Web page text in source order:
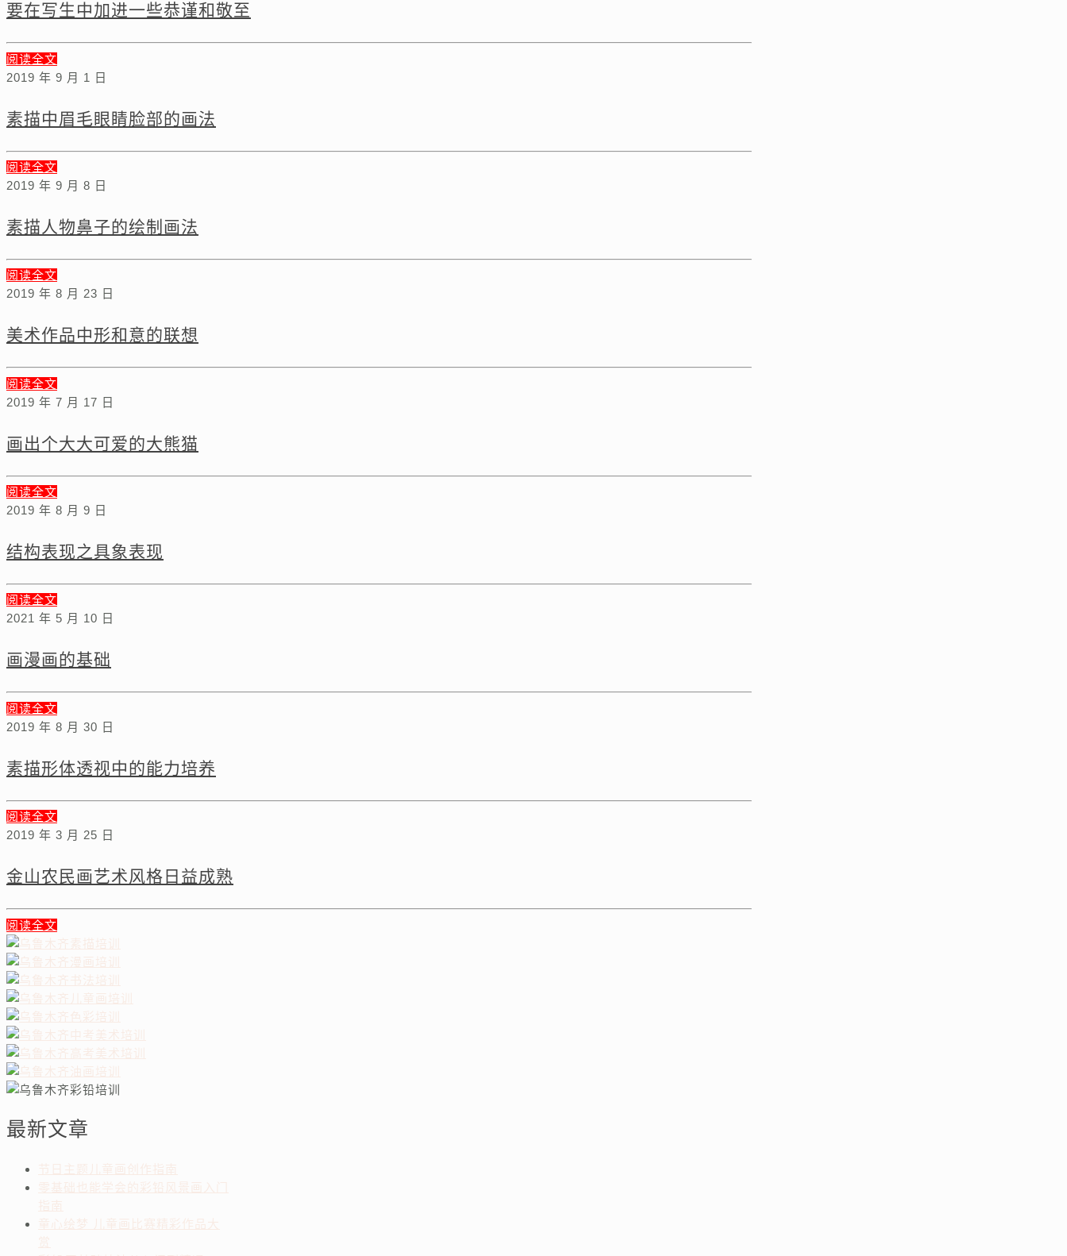
要在写生中加进一些恭谨和敬至
阅读全文
2019 年 9 月 1 日
素描中眉毛眼睛脸部的画法
阅读全文
2019 年 9 月 8 日
素描人物鼻子的绘制画法
阅读全文
2019 年 8 月 23 日
美术作品中形和意的联想
阅读全文
2019 年 7 月 17 日
画出个大大可爱的大熊猫
阅读全文
2019 年 8 月 9 日
结构表现之具象表现
阅读全文
2021 年 5 月 10 日
画漫画的基础
阅读全文
2019 年 8 月 30 日
素描形体透视中的能力培养
阅读全文
2019 年 3 月 25 日
金山农民画艺术风格日益成熟
阅读全文
最新文章
节日主题儿童画创作指南
零基础也能学会的彩铅风景画入门
指南
童心绘梦 儿童画比赛精彩作品大
赏